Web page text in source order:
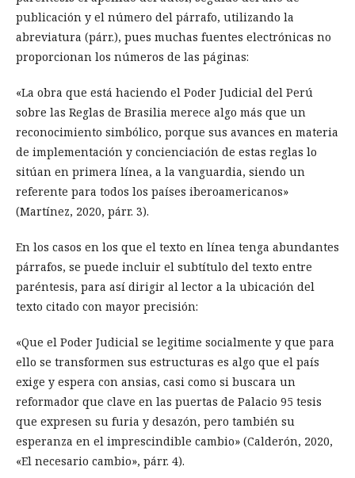
publicación y el número del párrafo, utilizando la
abreviatura (párr.), pues muchas fuentes electrónicas no
proporcionan los números de las páginas:
«La obra que está haciendo el Poder Judicial del Perú
sobre las Reglas de Brasilia merece algo más que un
reconocimiento simbólico, porque sus avances en materia
de implementación y concienciación de estas reglas lo
sitúan en primera línea, a la vanguardia, siendo un
referente para todos los países iberoamericanos»
(Martínez, 2020, párr. 3).
En los casos en los que el texto en línea tenga abundantes
párrafos, se puede incluir el subtítulo del texto entre
paréntesis, para así dirigir al lector a la ubicación del
texto citado con mayor precisión:
«Que el Poder Judicial se legitime socialmente y que para
ello se transformen sus estructuras es algo que el país
exige y espera con ansias, casi como si buscara un
reformador que clave en las puertas de Palacio 95 tesis
que expresen su furia y desazón, pero también su
esperanza en el imprescindible cambio» (Calderón, 2020,
«El necesario cambio», párr. 4).